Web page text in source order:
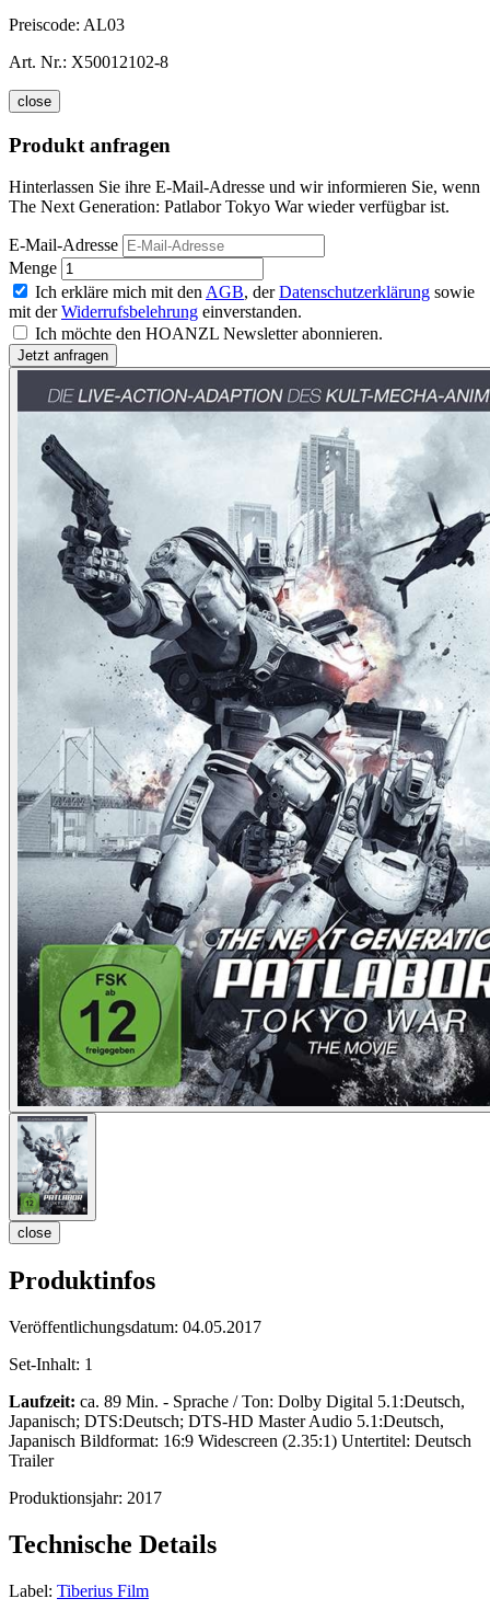
Preiscode: AL03
Art. Nr.: X50012102-8
close
Produkt anfragen
Hinterlassen Sie ihre E-Mail-Adresse und wir informieren Sie, wenn
The Next Generation: Patlabor Tokyo War wieder verfügbar ist.
E-Mail-Adresse
Menge
Ich erkläre mich mit den AGB, derDatenschutzerklärung sowie
mit derWiderrufsbelehrung einverstanden.
Ich möchte den HOANZL Newsletter abonnieren.
close
Produktinfos
Veröffentlichungsdatum: 04.05.2017
Set-Inhalt: 1
Laufzeit: ca. 89 Min. - Sprache / Ton: Dolby Digital 5.1:Deutsch,
Japanisch; DTS:Deutsch; DTS-HD Master Audio 5.1:Deutsch,
Japanisch Bildformat: 16:9 Widescreen (2.35:1) Untertitel: Deutsch
Trailer
Produktionsjahr: 2017
Technische Details
Label: Tiberius Film